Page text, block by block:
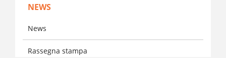
NEWS
News
Rassegna stampa